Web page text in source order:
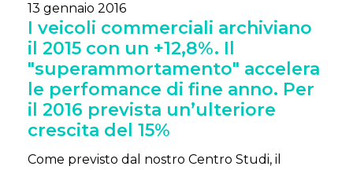
13 gennaio 2016
I veicoli commerciali archiviano
il 2015 con un +12,8%. Il
"superammortamento" accelera
le perfomance di fine anno. Per
il 2016 prevista un’ulteriore
crescita del 15%
Come previsto dal nostro Centro Studi, il